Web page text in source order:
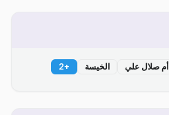
أم صلال علي الخيسة +
2